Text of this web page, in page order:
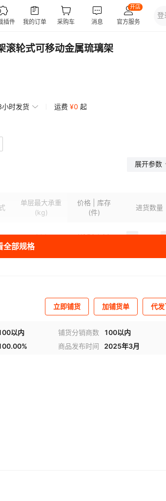
滚轮式可移动金属琉璃架
时发货 运费 ¥0 起
展开参数
单层最大承重
(kg)
价格 | 库存
(件)
进货数量
200 ¥850 33
300 ¥1450 43
全部规格
立即铺货 加铺货单 代
以内 铺货分销商数
100以内
商品发布时间 2025年3月